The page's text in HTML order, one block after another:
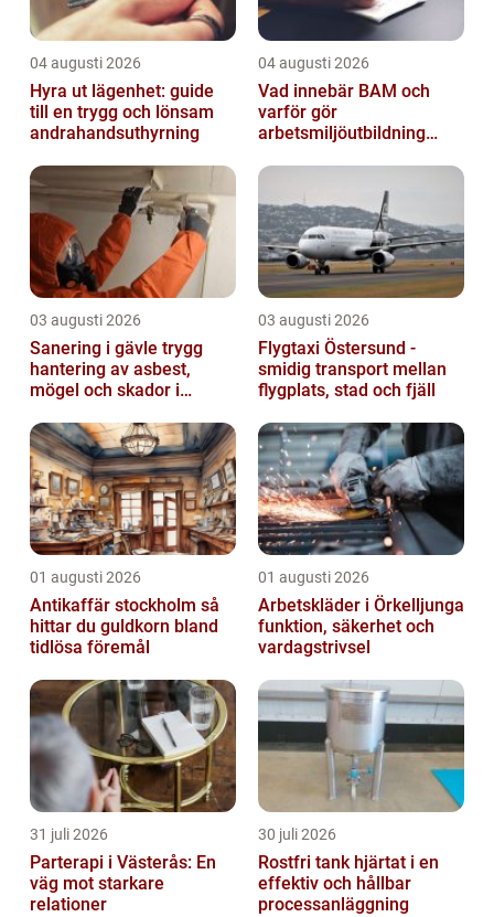
04 augusti 2026
Hyra ut lägenhet: guide
till en trygg och lönsam
andrahandsuthyrning
04 augusti 2026
Vad innebär BAM och
varför gör
arbetsmiljöutbildning
03 augusti 2026
Sanering i gävle trygg
hantering av asbest,
mögel och skador i
03 augusti 2026
Flygtaxi Östersund -
smidig transport mellan
flygplats, stad och fjäll
01 augusti 2026
Antikaffär stockholm så
hittar du guldkorn bland
tidlösa föremål
01 augusti 2026
Arbetskläder i Örkelljunga
funktion, säkerhet och
vardagstrivsel
31 juli 2026
Parterapi i Västerås: En
väg mot starkare
relationer
30 juli 2026
Rostfri tank hjärtat i en
effektiv och hållbar
processanläggning